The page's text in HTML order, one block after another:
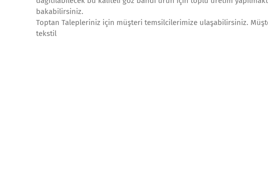
bakabilirsiniz.
Toptan Talepleriniz için müşteri temsilcilerimize ulaşabilirsiniz.
tekstil